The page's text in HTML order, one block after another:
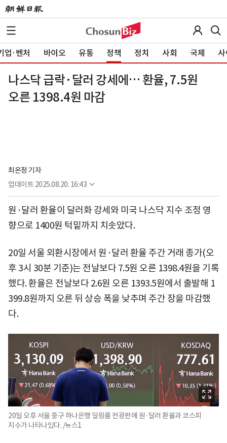
업·벤처 바이오 유통 정책 정치 사회 국제 사
나스닥 급락·달러 강세에… 환율, 7.5원
오른 1398.4원 마감
최온정 기자
업데이트 2025.08.20. 16:43
원·달러 환율이 달러화 강세와 미국 나스닥 지수 조정 영
향으로 1400원 턱밑까지 치솟았다.
20일 서울 외환시장에서 원·달러 환율 주간 거래 종가(오
후 3시 30분 기준)는 전날보다 7.5원 오른 1398.4원을 기록
했다. 환율은 전날보다 2.6원 오른 1393.5원에서 출발해 1
399.8원까지 오른 뒤 상승 폭을 낮추며 주간 장을 마감했
다.
20일 오후 서울 중구 하나은행 딜링룸 전광판에 원·달러 환율과 코스피
지수가 나타나있다. /뉴스1